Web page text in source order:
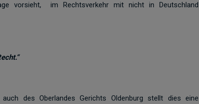
vorsieht, im Rechtsverkehr mit nicht in Deutschland
des Oberlandes Gerichts Oldenburg stellt dies eine